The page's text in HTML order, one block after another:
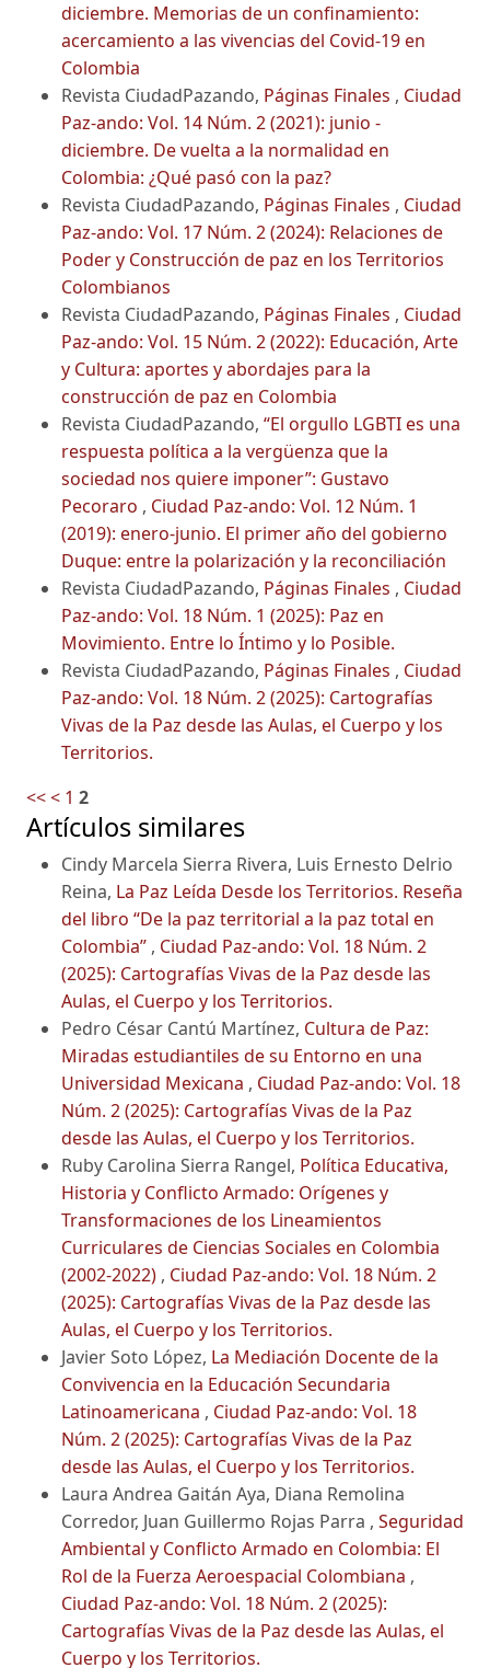
diciembre. Memorias de un confinamiento:
acercamiento a las vivencias del Covid-19 en
Colombia
Revista CiudadPazando, Páginas Finales , Ciudad
Paz-ando: Vol. 14 Núm. 2 (2021): junio -
diciembre. De vuelta a la normalidad en
Colombia: ¿Qué pasó con la paz?
Revista CiudadPazando, Páginas Finales , Ciudad
Paz-ando: Vol. 17 Núm. 2 (2024): Relaciones de
Poder y Construcción de paz en los Territorios
Colombianos
Revista CiudadPazando, Páginas Finales , Ciudad
Paz-ando: Vol. 15 Núm. 2 (2022): Educación, Arte
y Cultura: aportes y abordajes para la
construcción de paz en Colombia
Revista CiudadPazando, “El orgullo LGBTI es una
respuesta política a la vergüenza que la
sociedad nos quiere imponer”: Gustavo
Pecoraro , Ciudad Paz-ando: Vol. 12 Núm. 1
(2019): enero-junio. El primer año del gobierno
Duque: entre la polarización y la reconciliación
Revista CiudadPazando, Páginas Finales , Ciudad
Paz-ando: Vol. 18 Núm. 1 (2025): Paz en
Movimiento. Entre lo Íntimo y lo Posible.
Revista CiudadPazando, Páginas Finales , Ciudad
Paz-ando: Vol. 18 Núm. 2 (2025): Cartografías
Vivas de la Paz desde las Aulas, el Cuerpo y los
Territorios.
<<< 1 2
Artículos similares
Cindy Marcela Sierra Rivera, Luis Ernesto Delrio
Reina, La Paz Leída Desde los Territorios. Reseña
del libro “De la paz territorial a la paz total en
Colombia” , Ciudad Paz-ando: Vol. 18 Núm. 2
(2025): Cartografías Vivas de la Paz desde las
Aulas, el Cuerpo y los Territorios.
Pedro César Cantú Martínez, Cultura de Paz:
Miradas estudiantiles de su Entorno en una
Universidad Mexicana , Ciudad Paz-ando: Vol. 18
Núm. 2 (2025): Cartografías Vivas de la Paz
desde las Aulas, el Cuerpo y los Territorios.
Ruby Carolina Sierra Rangel, Política Educativa,
Historia y Conflicto Armado: Orígenes y
Transformaciones de los Lineamientos
Curriculares de Ciencias Sociales en Colombia
(2002-2022) , Ciudad Paz-ando: Vol. 18 Núm. 2
(2025): Cartografías Vivas de la Paz desde las
Aulas, el Cuerpo y los Territorios.
Javier Soto López, La Mediación Docente de la
Convivencia en la Educación Secundaria
Latinoamericana , Ciudad Paz-ando: Vol. 18
Núm. 2 (2025): Cartografías Vivas de la Paz
desde las Aulas, el Cuerpo y los Territorios.
Laura Andrea Gaitán Aya, Diana Remolina
Corredor, Juan Guillermo Rojas Parra , Seguridad
Ambiental y Conflicto Armado en Colombia: El
Rol de la Fuerza Aeroespacial Colombiana ,
Ciudad Paz-ando: Vol. 18 Núm. 2 (2025):
Cartografías Vivas de la Paz desde las Aulas, el
Cuerpo y los Territorios.